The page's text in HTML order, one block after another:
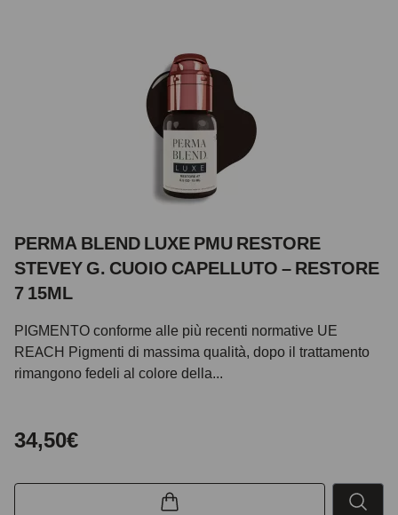
PERMA BLEND LUXE PMU RESTORE
STEVEY G. CUOIO CAPELLUTO – RESTORE
7 15ML
PIGMENTO conforme alle più recenti normative UE
REACH Pigmenti di massima qualità, dopo il trattamento
rimangono fedeli al colore della...
34,50€